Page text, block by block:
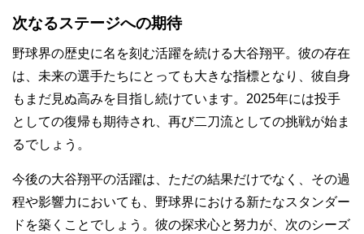
次なるステージへの期待
野球界の歴史に名を刻む活躍を続ける大谷翔平。彼の存在
は、未来の選手たちにとっても大きな指標となり、彼自身
もまだ見ぬ高みを目指し続けています。2025年には投手
としての復帰も期待され、再び二刀流としての挑戦が始ま
るでしょう。
今後の大谷翔平の活躍は、ただの結果だけでなく、その過
程や影響力においても、野球界における新たなスタンダー
ドを築くことでしょう。彼の探求心と努力が、次のシーズ